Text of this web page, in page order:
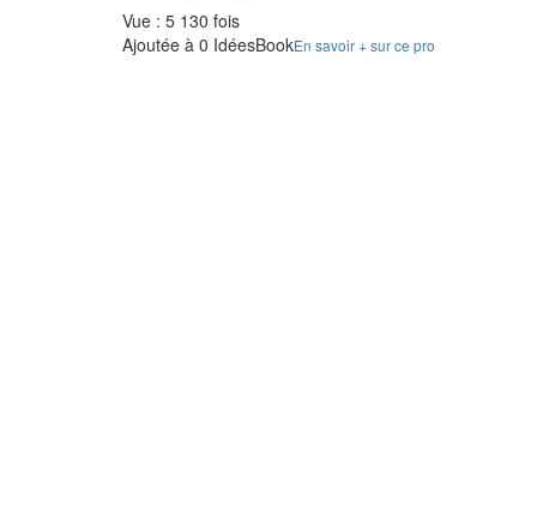
Vue : 5 130 fois
Ajoutée à 0 IdéesBookEn savoir + sur ce pro